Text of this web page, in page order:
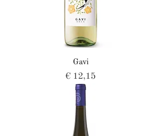
Gavi
Prijs
€ 12,15